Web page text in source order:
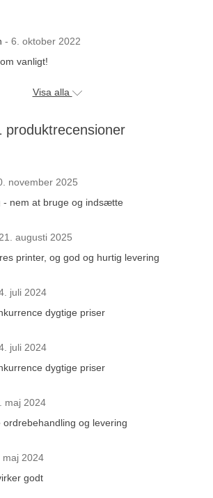
5 av 5 stjärnor
- 6. oktober 2022
vanligt!
Visa alla
produktrecensioner
5 av 5 stjärnor
november 2025
- nem at bruge og indsætte
5 av 5 stjärnor
augusti 2025
printer, og god og hurtig levering
5 av 5 stjärnor
juli 2024
dygtige priser
5 av 5 stjärnor
juli 2024
dygtige priser
5 av 5 stjärnor
maj 2024
ordrebehandling og levering
5 av 5 stjärnor
maj 2024
godt
5 av 5 stjärnor